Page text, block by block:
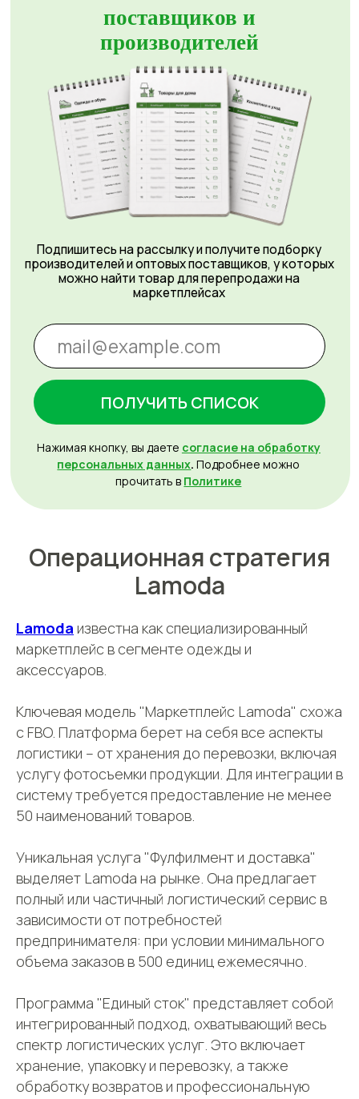
Операционная стратегия
Lamoda
Lamoda известна как специализированный
маркетплейс в сегменте одежды и
аксессуаров.
Ключевая модель "Маркетплейс Lamoda" схожа
с FBO. Платформа берет на себя все аспекты
логистики – от хранения до перевозки, включая
услугу фотосъемки продукции. Для интеграции в
систему требуется предоставление не менее
50 наименований товаров.
Уникальная услуга "Фулфилмент и доставка"
выделяет Lamoda на рынке. Она предлагает
полный или частичный логистический сервис в
зависимости от потребностей
предпринимателя: при условии минимального
объема заказов в 500 единиц ежемесячно.
Программа "Единый сток" представляет собой
интегрированный подход, охватывающий весь
спектр логистических услуг. Это включает
хранение, упаковку и перевозку, а также
обработку возвратов и профессиональную
Телефон
СДЭК